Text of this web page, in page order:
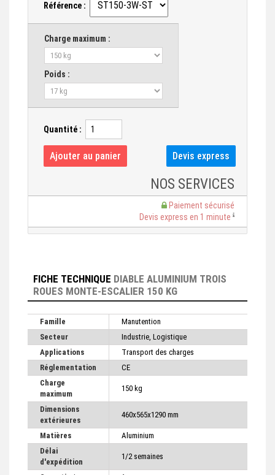
Référence :
Charge maximum :
Poids :
Quantité :
NOS SERVICES
Paiement sécurisé
Devis express en 1 minute
FICHE TECHNIQUE DIABLE ALUMINIUM TROIS
ROUES MONTE-ESCALIER 150 KG
Famille
Manutention
Secteur
Industrie, Logistique
Applications
Transport des charges
Réglementation
CE
Charge
maximum
150 kg
Dimensions
extérieures
460x565x1290 mm
Matières
Aluminium
Délai
d'expédition
1/2 semaines